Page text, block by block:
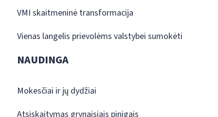
VMI skaitmeninė transformacija
Vienas langelis prievolėms valstybei sumokėti
NAUDINGA
Mokesčiai ir jų dydžiai
Atsiskaitymas grynaisiais pinigais